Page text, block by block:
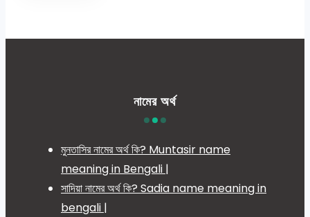
নামের অর্থ
মুনতাসির নামের অর্থ কি? Muntasir name
meaning in Bengali |
সাদিয়া নামের অর্থ কি? Sadia name meaning in
bengali |